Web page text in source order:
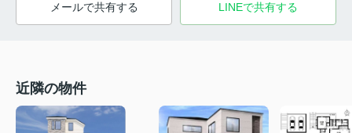
メールで共有する LINEで共有する
近隣の物件